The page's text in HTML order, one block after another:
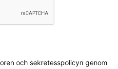
och sekretesspolicyn genom